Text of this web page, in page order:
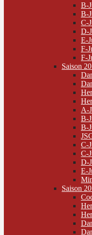
B-
B-
C-
D-
E-
F-
F-
Saison
A-
B-
B-
C-
C-
D-
E-
Saison